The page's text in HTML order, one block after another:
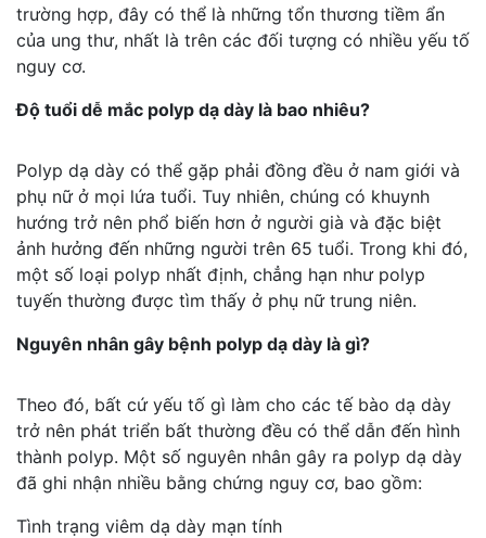
trường hợp, đây có thể là những tổn thương tiềm ẩn
của ung thư, nhất là trên các đối tượng có nhiều yếu tố
nguy cơ.
Độ tuổi dễ mắc polyp dạ dày là bao nhiêu?
Polyp dạ dày có thể gặp phải đồng đều ở nam giới và
phụ nữ ở mọi lứa tuổi. Tuy nhiên, chúng có khuynh
hướng trở nên phổ biến hơn ở người già và đặc biệt
ảnh hưởng đến những người trên 65 tuổi. Trong khi đó,
một số loại polyp nhất định, chẳng hạn như polyp
tuyến thường được tìm thấy ở phụ nữ trung niên.
Nguyên nhân gây bệnh polyp dạ dày là gì?
Theo đó, bất cứ yếu tố gì làm cho các tế bào dạ dày
trở nên phát triển bất thường đều có thể dẫn đến hình
thành polyp. Một số nguyên nhân gây ra polyp dạ dày
đã ghi nhận nhiều bằng chứng nguy cơ, bao gồm:
Tình trạng viêm dạ dày mạn tính